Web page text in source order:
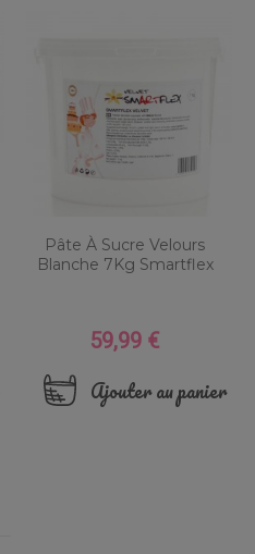
Pâte À Sucre Velours
Blanche 7Kg Smartflex
Prix
59,99 €
Ajouter au panier